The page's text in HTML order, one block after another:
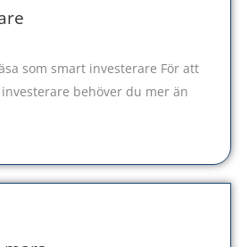
som smart investerare För att
behöver du mer än